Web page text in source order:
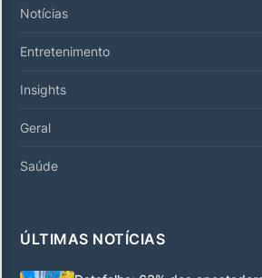
Notícias
Entretenimento
Insights
Geral
Saúde
ÚLTIMAS NOTÍCIAS